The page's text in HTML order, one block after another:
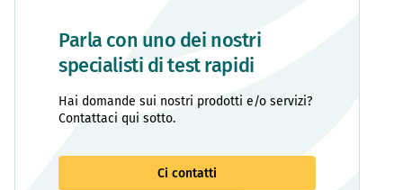
Parla con uno dei nostri
specialisti di test rapidi
Hai domande sui nostri prodotti e/o servizi?
Contattaci qui sotto.
Ci contatti